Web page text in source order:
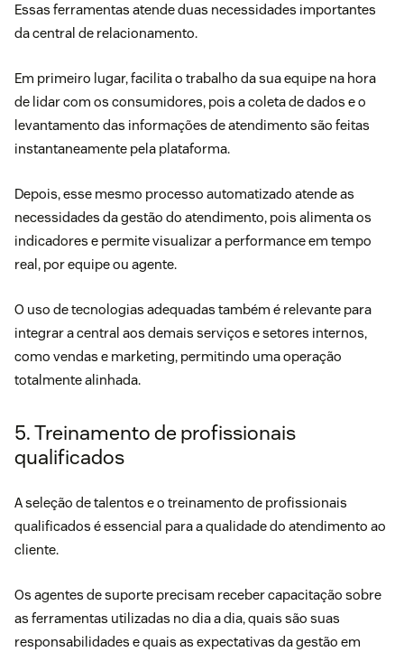
Essas ferramentas atende duas necessidades importantes
da central de relacionamento.
Em primeiro lugar, facilita o trabalho da sua equipe na hora
de lidar com os consumidores, pois a coleta de dados e o
levantamento das informações de atendimento são feitas
instantaneamente pela plataforma.
Depois, esse mesmo processo automatizado atende as
necessidades da gestão do atendimento, pois alimenta os
indicadores e permite visualizar a performance em tempo
real, por equipe ou agente.
O uso de tecnologias adequadas também é relevante para
integrar a central aos demais serviços e setores internos,
como vendas e marketing, permitindo uma operação
totalmente alinhada.
5. Treinamento de profissionais
qualificados
A seleção de talentos e o treinamento de profissionais
qualificados é essencial para a qualidade do atendimento ao
cliente.
Os agentes de suporte precisam receber capacitação sobre
as ferramentas utilizadas no dia a dia, quais são suas
responsabilidades e quais as expectativas da gestão em